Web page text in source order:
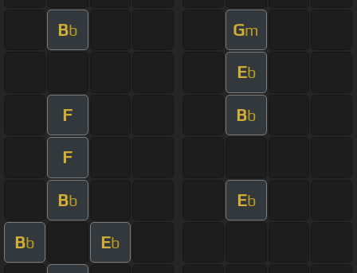
Bb Gm
Eb
F Bb
F
Bb Eb
Bb Eb